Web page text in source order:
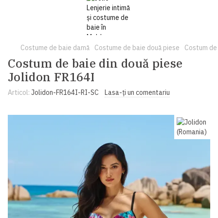
Costume de baie damă Costume de baie două piese Costum
Costum de baie din două piese
Jolidon FR164I
Articol: Jolidon-FR164I-RI-SC Lasa-ți un comentariu